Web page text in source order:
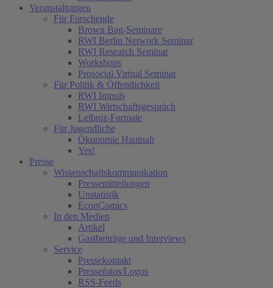
Veranstaltungen
Für Forschende
Brown Bag-Seminare
RWI Berlin Network Seminar
RWI Research Seminar
Workshops
Prosocial Virtual Seminar
Für Politik & Öffentlichkeit
RWI Impuls
RWI Wirtschaftsgespräch
Leibniz-Formate
Für Jugendliche
Ökonomie Hautnah
Yes!
Presse
Wissenschaftskommunikation
Pressemitteilungen
Unstatistik
EconComics
In den Medien
Artikel
Gastbeiträge und Interviews
Service
Pressekontakt
Pressefotos/Logos
RSS-Feeds